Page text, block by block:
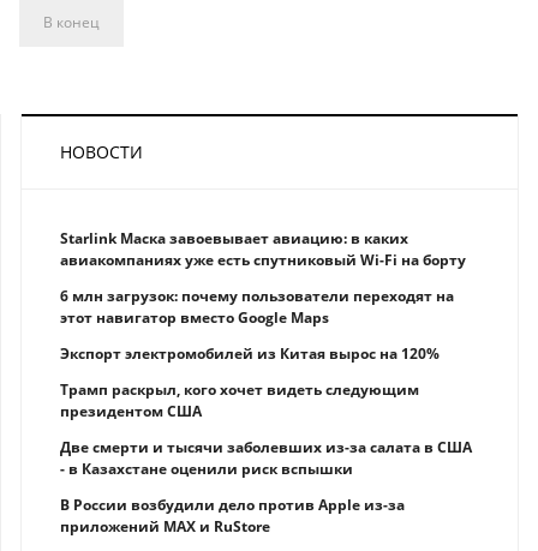
В конец
НОВОСТИ
Starlink Маска завоевывает авиацию: в каких
авиакомпаниях уже есть спутниковый Wi-Fi на борту
6 млн загрузок: почему пользователи переходят на
этот навигатор вместо Google Maps
Экспорт электромобилей из Китая вырос на 120%
Трамп раскрыл, кого хочет видеть следующим
президентом США
Две смерти и тысячи заболевших из-за салата в США
- в Казахстане оценили риск вспышки
В России возбудили дело против Apple из-за
приложений MAX и RuStore